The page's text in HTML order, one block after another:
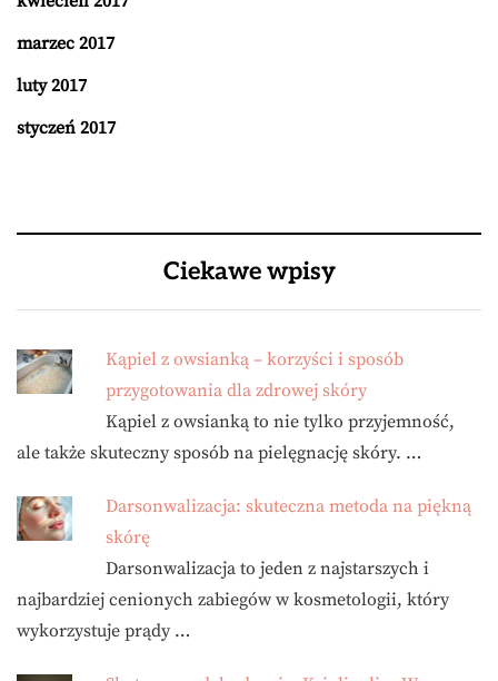
marzec 2017
luty 2017
styczeń 2017
Ciekawe wpisy
Kąpiel z owsianką – korzyści i sposób
przygotowania dla zdrowej skóry
Kąpiel z owsianką to nie tylko przyjemność,
ale także skuteczny sposób na pielęgnację skóry. …
Darsonwalizacja: skuteczna metoda na piękną
skórę
Darsonwalizacja to jeden z najstarszych i
najbardziej cenionych zabiegów w kosmetologii, który
wykorzystuje prądy …